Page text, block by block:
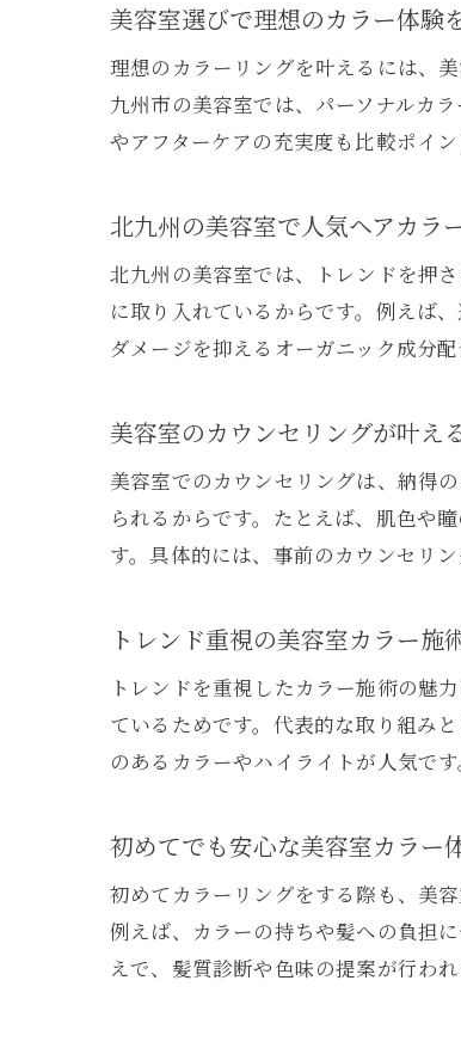
美容室選びで理想のカラー体験
理想のカラーリングを叶えるには、
九州市の美容室では、パーソナルカ
やアフターケアの充実度も比較ポイ
北九州の美容室で人気ヘアカラ
北九州の美容室では、トレンドを押
に取り入れているからです。例えば
ダメージを抑えるオーガニック成分
美容室のカウンセリングが叶え
美容室でのカウンセリングは、納得
られるからです。たとえば、肌色や
す。具体的には、事前のカウンセリ
トレンド重視の美容室カラー施
トレンドを重視したカラー施術の魅
ているためです。代表的な取り組み
のあるカラーやハイライトが人気で
初めてでも安心な美容室カラー
初めてカラーリングをする際も、美
例えば、カラーの持ちや髪への負担
えで、髪質診断や色味の提案が行わ